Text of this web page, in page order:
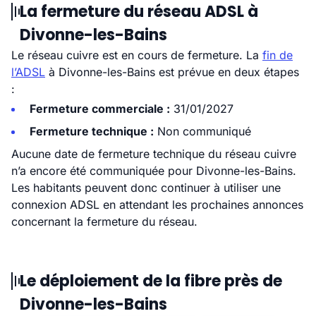
La fermeture du réseau ADSL à
Divonne-les-Bains
Le réseau cuivre est en cours de fermeture. La fin de
l’ADSL à Divonne-les-Bains est prévue en deux étapes
:
Fermeture commerciale : 31/01/2027
Fermeture technique : Non communiqué
Aucune date de fermeture technique du réseau cuivre
n’a encore été communiquée pour Divonne-les-Bains.
Les habitants peuvent donc continuer à utiliser une
connexion ADSL en attendant les prochaines annonces
concernant la fermeture du réseau.
Le déploiement de la fibre près de
Divonne-les-Bains